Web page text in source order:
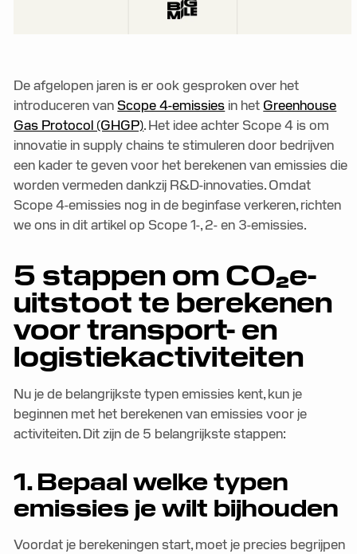
De afgelopen jaren is er ook gesproken over het
introduceren van Scope 4-emissies in het Greenhouse
Gas Protocol (GHGP). Het idee achter Scope 4 is om
innovatie in supply chains te stimuleren door bedrijven
een kader te geven voor het berekenen van emissies die
worden vermeden dankzij R&D-innovaties. Omdat
Scope 4-emissies nog in de beginfase verkeren, richten
we ons in dit artikel op Scope 1-, 2- en 3-emissies.
5 stappen om CO₂e-
uitstoot te berekenen
voor transport- en
logistiekactiviteiten
Nu je de belangrijkste typen emissies kent, kun je
beginnen met het berekenen van emissies voor je
activiteiten. Dit zijn de 5 belangrijkste stappen:
1. Bepaal welke typen
emissies je wilt bijhouden
Voordat je berekeningen start, moet je precies begrijpen